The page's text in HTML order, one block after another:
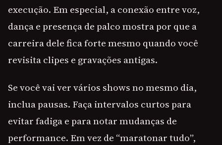
execução. Em especial, a conexão entre voz,
dança e presença de palco mostra por que a
carreira dele fica forte mesmo quando você
revisita clipes e gravações antigas.
Se você vai ver vários shows no mesmo dia,
inclua pausas. Faça intervalos curtos para
evitar fadiga e para notar mudanças de
performance. Em vez de “maratonar tudo”,